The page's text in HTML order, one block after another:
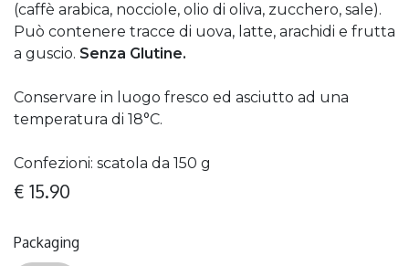
(caffè arabica, nocciole, olio di oliva, zucchero, sale).
Può contenere tracce di uova, latte, arachidi e frutta
a guscio. Senza Glutine.
Conservare in luogo fresco ed asciutto ad una
temperatura di 18°C.
Confezioni: scatola da 150 g
€ 15.90
Packaging